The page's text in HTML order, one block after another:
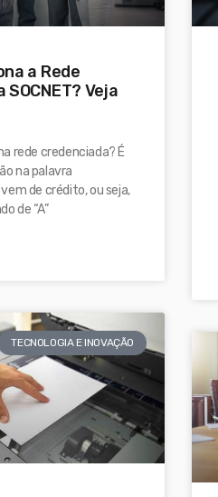
a Rede
Veja
rede credenciada? É
na palavra
vem de crédito, ou seja,
de “A”
TECNOLOGIA E INOVAÇÃO